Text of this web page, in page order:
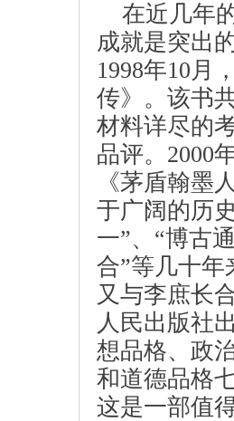
在近几年
成就是突出
1998年10月
传》。该书
材料详尽的
品评。 2000
《茅盾翰墨
于广阔的历
一”、“博古
合”等几十
又与李庶长
人民出版社
想品格、政
和道德品格
这是一部值